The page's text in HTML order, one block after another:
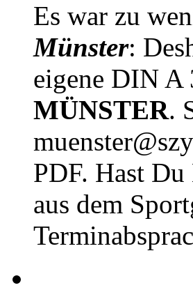
Es war zu
Münster:
eigene DIN
MÜNSTER.
PDF. Hast
aus dem